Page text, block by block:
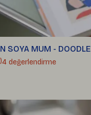
SOYA MUM - DOODLE
)4 değerlendirme